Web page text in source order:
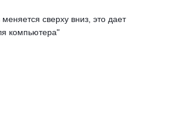
сверху вниз, это дает
компьютера"